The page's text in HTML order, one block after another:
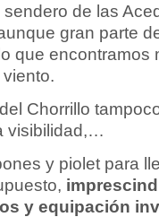
de las
gran parte
que encontramos
Chorrillo
visibilidad,…
y piolet para
y equipación